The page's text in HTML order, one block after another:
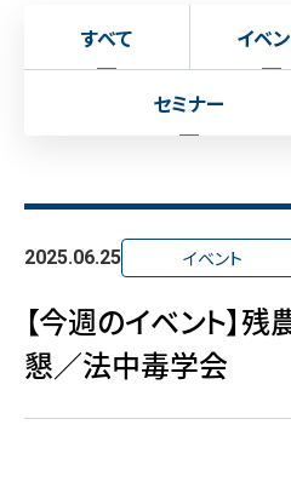
すべて イベ
セミナー
2025.06.25 イベント
【今週のイベント】
懇／法中毒学会